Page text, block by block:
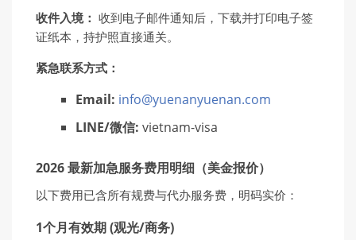
收件入境： 收到电子邮件通知后，下载并打印电子签
证纸本，持护照直接通关。
紧急联系方式：
Email: info@yuenanyuenan.com
LINE/微信: vietnam-visa
2026 最新加急服务费用明细（美金报价）
以下费用已含所有规费与代办服务费，明码实价：
1个月有效期 (观光/商务)